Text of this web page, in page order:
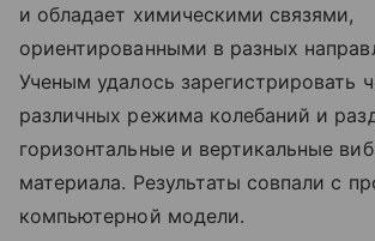
и обладает химическими связями,
ориентированными в разных
Ученым удалось зарегистрировать
различных режима колебаний и
горизонтальные и вертикальные
материала. Результаты совпали с
компьютерной модели.